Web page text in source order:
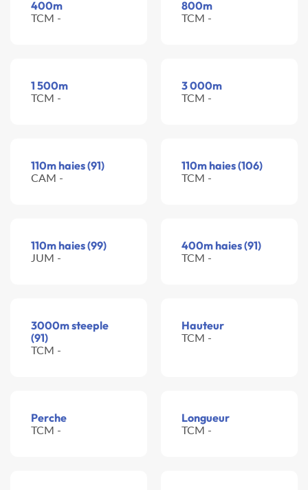
400m
TCM -
800m
TCM -
1 500m
TCM -
3 000m
TCM -
110m haies (91)
CAM -
110m haies (106)
TCM -
110m haies (99)
JUM -
400m haies (91)
TCM -
3000m steeple
(91)
TCM -
Hauteur
TCM -
Perche
TCM -
Longueur
TCM -